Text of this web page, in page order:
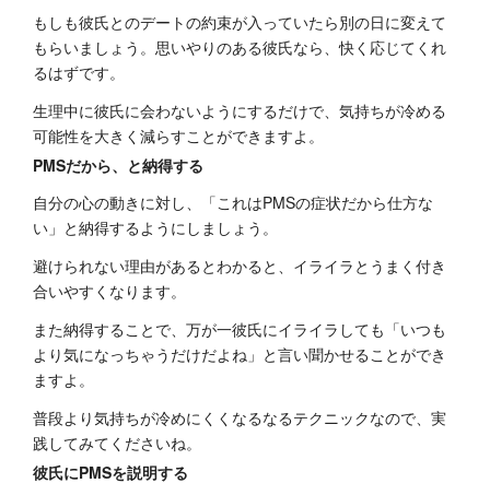
もしも彼氏とのデートの約束が入っていたら別の日に変えて
もらいましょう。思いやりのある彼氏なら、快く応じてくれ
るはずです。
生理中に彼氏に会わないようにするだけで、気持ちが冷める
可能性を大きく減らすことができますよ。
PMSだから、と納得する
自分の心の動きに対し、「これはPMSの症状だから仕方な
い」と納得するようにしましょう。
避けられない理由があるとわかると、イライラとうまく付き
合いやすくなります。
また納得することで、万が一彼氏にイライラしても「いつも
より気になっちゃうだけだよね」と言い聞かせることができ
ますよ。
普段より気持ちが冷めにくくなるなるテクニックなので、実
践してみてくださいね。
彼氏にPMSを説明する